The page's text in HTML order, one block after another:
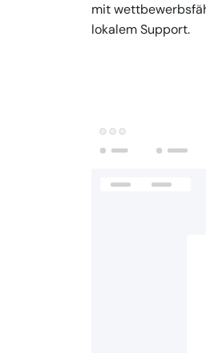
mit
lokalem Support.